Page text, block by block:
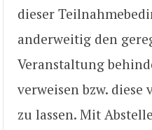
dieser
anderweitig den
Veranstaltung
verweisen bzw.
zu lassen. Mit